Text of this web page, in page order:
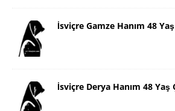
İsviçre Gamze Hanım 48 Yaş
İsviçre Derya Hanım 48 Yaş